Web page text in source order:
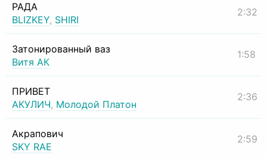
РАДА
BLIZKEY, SHIRI
2:32
Затонированный ваз
Витя АК
1:58
ПРИВЕТ
АКУЛИЧ, Молодой Платон
2:36
Акрапович
SKY RAE
2:59